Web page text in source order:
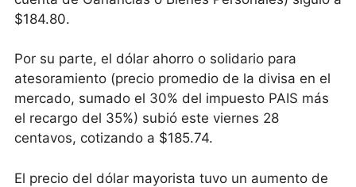
$184.80.
Por su parte, el dólar ahorro o solidario para
atesoramiento (precio promedio de la divisa en el
mercado, sumado el 30% del impuesto PAIS más
el recargo del 35%) subió este viernes 28
centavos, cotizando a $185.74.
El precio del dólar mayorista tuvo un aumento de